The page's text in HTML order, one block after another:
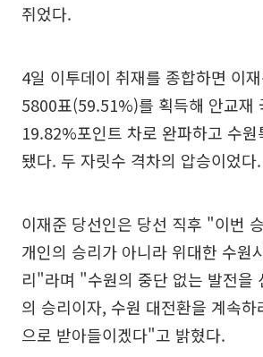
쥐었다.
4일 이투데이 취재를 종합하면 이
5800표(59.51%)를 획득해 안교재
19.82%포인트 차로 완파하고 수원
됐다. 두 자릿수 격차의 압승이었다.
이재준 당선인은 당선 직후 "이번
개인의 승리가 아니라 위대한 수원
리"라며 "수원의 중단 없는 발전을
의 승리이자, 수원 대전환을 계속하
으로 받아들이겠다"고 밝혔다.